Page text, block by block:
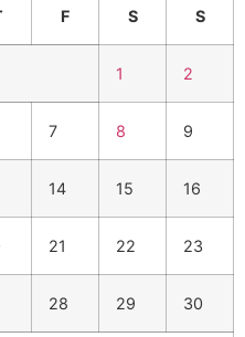
F S S
1 2
7 8 9
14 15 16
21 22 23
28 29 30